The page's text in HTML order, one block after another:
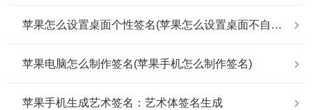
苹果怎么设置桌面个性签名(苹果怎么设置桌面不自动排列)
苹果电脑怎么制作签名(苹果手机怎么制作签名)
苹果手机生成艺术签名：艺术体签名生成